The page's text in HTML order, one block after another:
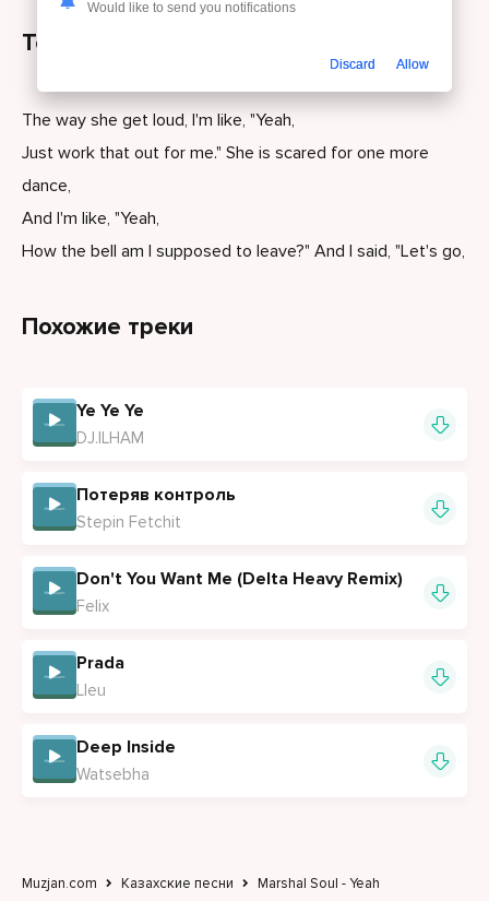
Текст песни
The way she get loud, I'm like, "Yeah,
Just work that out for me." She is scared for one more
dance,
And I'm like, "Yeah,
How the bell am I supposed to leave?" And I said, "Let's go,
Похожие треки
Ye Ye Ye
DJ.ILHAM
Потеряв контроль
Stepin Fetchit
Don't You Want Me (Delta Heavy Remix)
Felix
Prada
Lleu
Deep Inside
Watsebha
Muzjan.com Казахские песни Marshal Soul - Yeah
Would like to send you notifications
Discard Allow